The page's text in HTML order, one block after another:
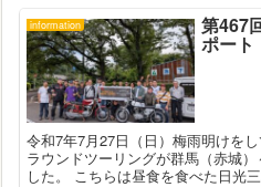
information 第467
ポート
令和7年7月27日（日）梅雨明けを
ラウンドツーリングが群馬（赤城
した。 こちらは昼食を食べた日光